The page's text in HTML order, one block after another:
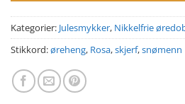
Kategorier: Julesmykker, Nikkelfrie
Stikkord:øreheng, Rosa,skjerf,snømenn